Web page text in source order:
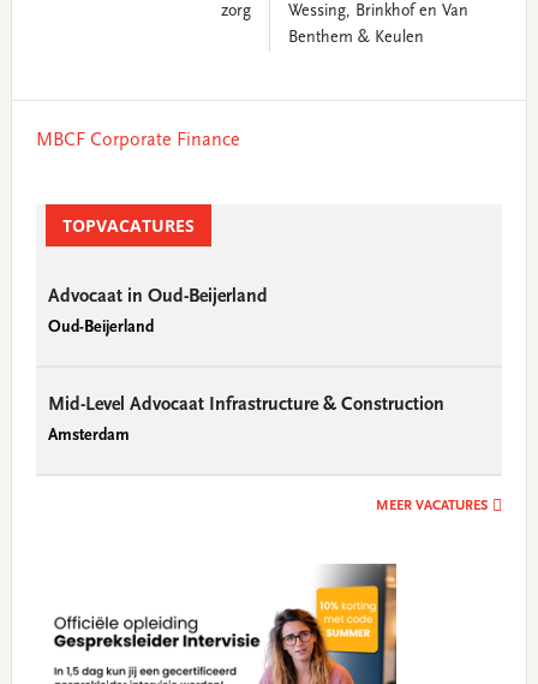
zorg
Wessing, Brinkhof en Van
Benthem & Keulen
Sidebar
MBCF Corporate Finance
TOPVACATURES
Advocaat in Oud-Beijerland
Oud-Beijerland
Mid-Level Advocaat Infrastructure & Construction
Amsterdam
MEER VACATURES